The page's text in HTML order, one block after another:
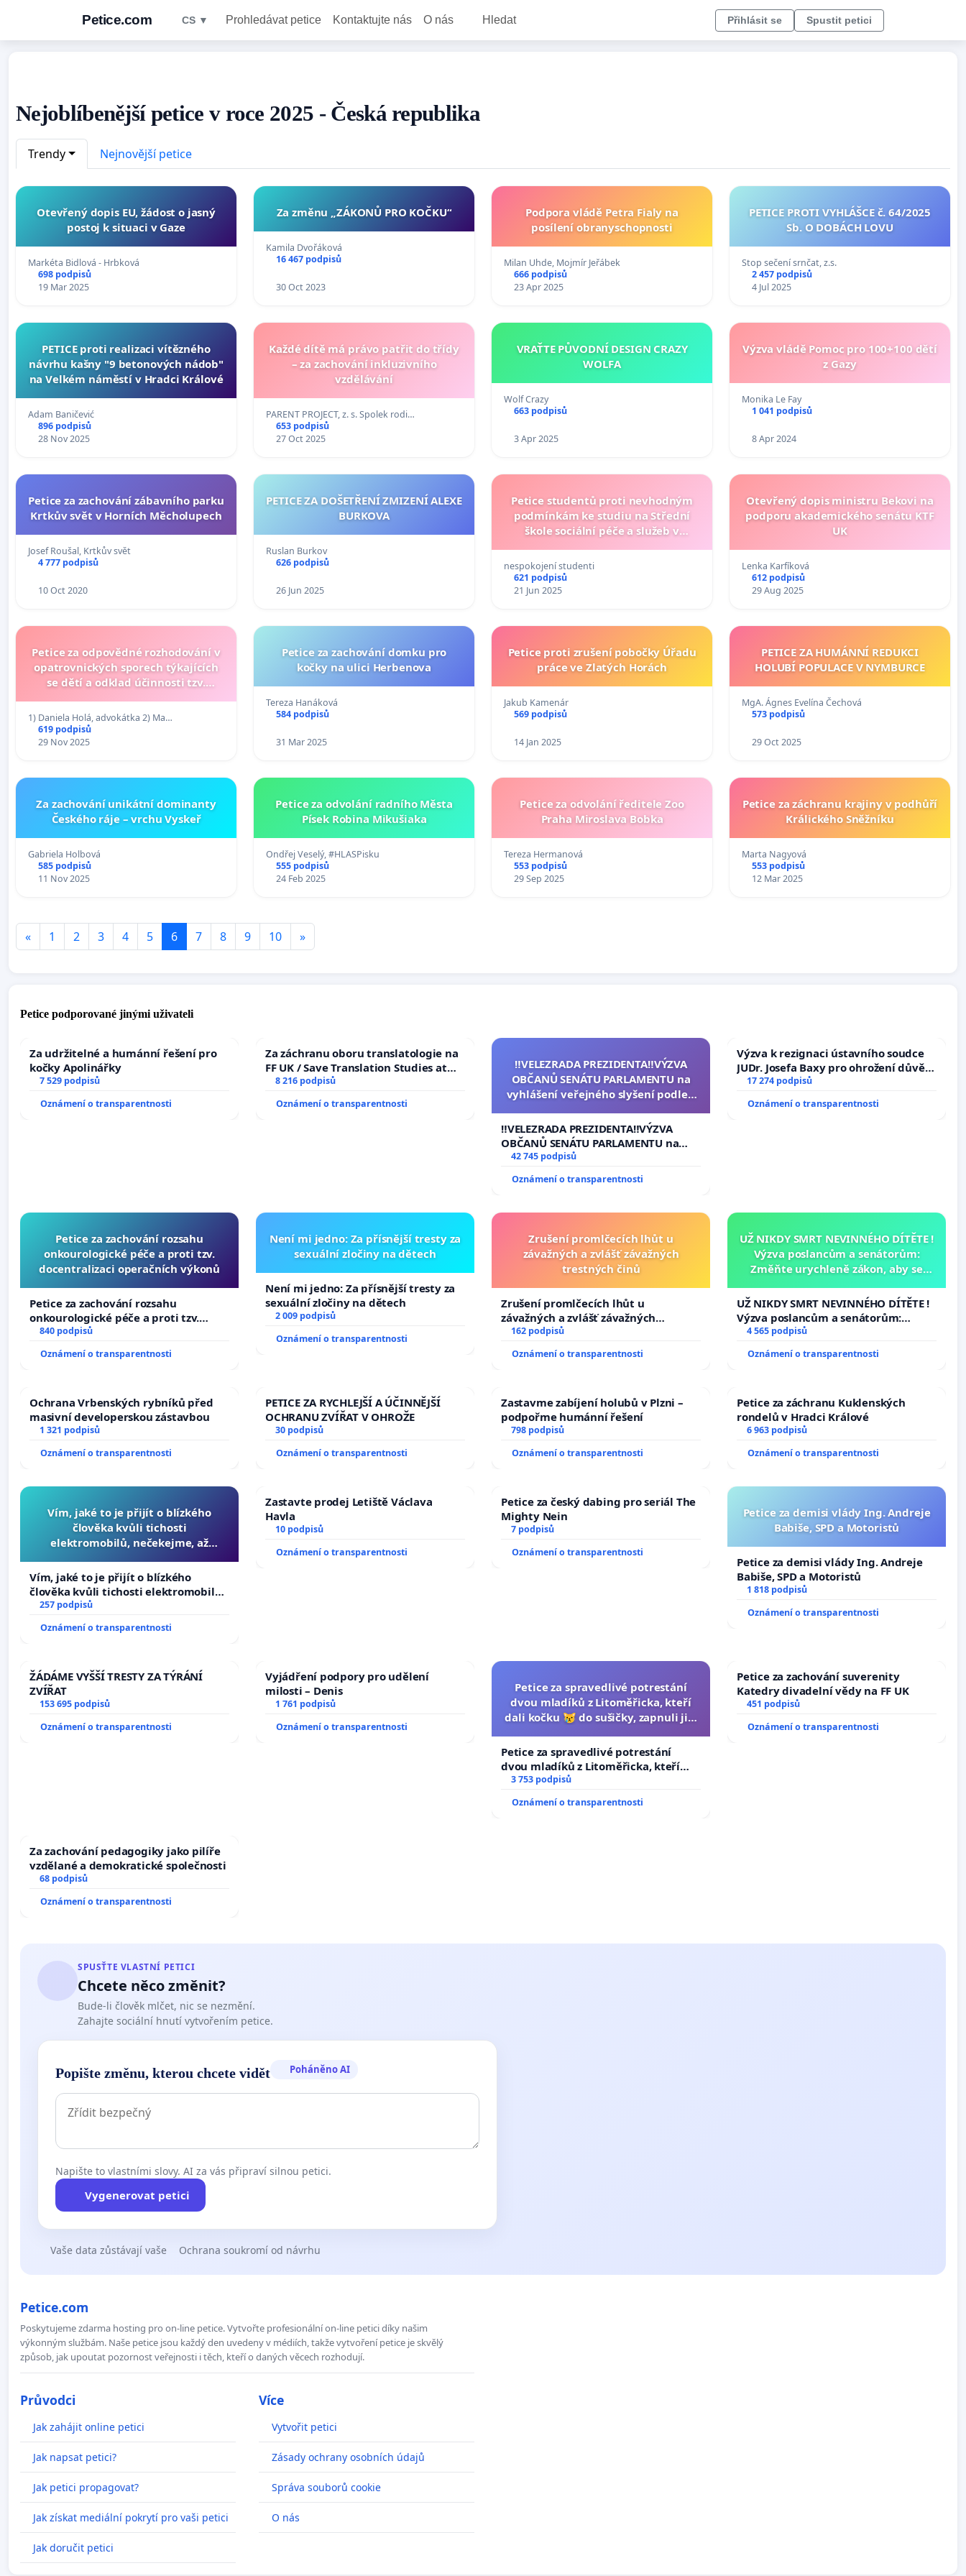
Petice.com CS ▼ Prohledávat petice Kontaktujte nás O nás Hledat Přihlásit se Spustit petici
Nejoblíbenější petice v roce 2025 - Česká republika
Trendy Nejnovější petice
Otevřený dopis EU, žádost o jasný
postoj k situaci v Gaze
Markéta Bidlová - Hrbková
698 podpisů
19 Mar 2025
Za změnu „ZÁKONŮ PRO KOČKU“
Kamila Dvořáková
16 467 podpisů
30 Oct 2023
Podpora vládě Petra Fialy na
posílení obranyschopnosti
Milan Uhde, Mojmír Jeřábek
666 podpisů
23 Apr 2025
PETICE PROTI VYHLÁŠCE č. 64/2025
Sb. O DOBÁCH LOVU
Stop sečení srnčat, z.s.
2 457 podpisů
4 Jul 2025
PETICE proti realizaci vítězného
návrhu kašny "9 betonových nádob"
na Velkém náměstí v Hradci Králové
Adam Baničević
896 podpisů
28 Nov 2025
Každé dítě má právo patřit do třídy
– za zachování inkluzivního
vzdělávání
PARENT PROJECT, z. s. Spolek rodi…
653 podpisů
27 Oct 2025
VRAŤTE PŮVODNÍ DESIGN CRAZY
WOLFA
Wolf Crazy
663 podpisů
3 Apr 2025
Výzva vládě Pomoc pro 100+100 dětí
z Gazy
Monika Le Fay
1 041 podpisů
8 Apr 2024
Petice za zachování zábavního parku
Krtkův svět v Horních Měcholupech
Josef Roušal, Krtkův svět
4 777 podpisů
10 Oct 2020
PETICE ZA DOŠETŘENÍ ZMIZENÍ ALEXE
BURKOVA
Ruslan Burkov
626 podpisů
26 Jun 2025
Petice studentů proti nevhodným
podmínkám ke studiu na Střední
škole sociální péče a služeb v
nespokojení studenti
621 podpisů
21 Jun 2025
Otevřený dopis ministru Bekovi na
podporu akademického senátu KTF
UK
Lenka Karfíková
612 podpisů
29 Aug 2025
Petice za odpovědné rozhodování v
opatrovnických sporech týkajících
se dětí a odklad účinnosti tzv.
1) Daniela Holá, advokátka 2) Ma…
619 podpisů
29 Nov 2025
Petice za zachování domku pro
kočky na ulici Herbenova
Tereza Hanáková
584 podpisů
31 Mar 2025
Petice proti zrušení pobočky Úřadu
práce ve Zlatých Horách
Jakub Kamenár
569 podpisů
14 Jan 2025
PETICE ZA HUMÁNNÍ REDUKCI
HOLUBÍ POPULACE V NYMBURCE
MgA. Ágnes Evelína Čechová
573 podpisů
29 Oct 2025
Za zachování unikátní dominanty
Českého ráje – vrchu Vyskeř
Gabriela Holbová
585 podpisů
11 Nov 2025
Petice za odvolání radního Města
Písek Robina Mikušiaka
Ondřej Veselý, #HLASPisku
555 podpisů
24 Feb 2025
Petice za odvolání ředitele Zoo
Praha Miroslava Bobka
Tereza Hermanová
553 podpisů
29 Sep 2025
Petice za záchranu krajiny v podhůří
Králického Sněžníku
Marta Nagyová
553 podpisů
12 Mar 2025
« 1 2 3 4 5 6 7 8 9 10 »
Petice podporované jinými uživateli
Za udržitelné a humánní řešení pro
kočky Apolinářky
7 529 podpisů
Oznámení o transparentnosti
Za záchranu oboru translatologie na
FF UK / Save Translation Studies at
the Faculty of Arts, Charles
University
8 216 podpisů
Oznámení o transparentnosti
‼️VELEZRADA PREZIDENTA‼️VÝZVA
OBČANŮ SENÁTU PARLAMENTU na
vyhlášení veřejného slyšení podle §
na přijetí usnesení k podání ústavní
žaloby na prezidenta republiky
‼️VELEZRADA PREZIDENTA‼️VÝZVA
OBČANŮ SENÁTU PARLAMENTU na
vyhlášení veřejného slyšení podle §
144 jednacího řádu Senátu k návrhu
na přijetí usnesení k podání ústavní
42 745 podpisů
Oznámení o transparentnosti
Výzva k rezignaci ústavního soudce
JUDr. Josefa Baxy pro ohrožení důvěry
ve spravedlivý proces
17 274 podpisů
Oznámení o transparentnosti
Petice za zachování rozsahu
onkourologické péče a proti tzv.
docentralizaci operačních výkonů
Petice za zachování rozsahu
onkourologické péče a proti tzv.
docentralizaci operačních výkonů
840 podpisů
Oznámení o transparentnosti
Není mi jedno: Za přísnější tresty za
sexuální zločiny na dětech
Není mi jedno: Za přísnější tresty za
sexuální zločiny na dětech
2 009 podpisů
Oznámení o transparentnosti
Zrušení promlčecích lhůt u
závažných a zvlášť závažných
trestných činů
Zrušení promlčecích lhůt u
závažných a zvlášť závažných
trestných činů
162 podpisů
Oznámení o transparentnosti
UŽ NIKDY SMRT NEVINNÉHO DÍTĚTE !
Výzva poslancům a senátorům:
Změňte urychleně zákon, aby se
opakovat!
UŽ NIKDY SMRT NEVINNÉHO DÍTĚTE !
Výzva poslancům a senátorům:
Změňte urychleně zákon, aby se
tragédie malé Viktorky už nemohla
opakovat!
4 565 podpisů
Oznámení o transparentnosti
Ochrana Vrbenských rybníků před
masivní developerskou zástavbou
1 321 podpisů
Oznámení o transparentnosti
PETICE ZA RYCHLEJŠÍ A ÚČINNĚJŠÍ
OCHRANU ZVÍŘAT V OHROŽE
30 podpisů
Oznámení o transparentnosti
Zastavme zabíjení holubů v Plzni –
podpořme humánní řešení
798 podpisů
Oznámení o transparentnosti
Petice za záchranu Kuklenských
rondelů v Hradci Králové
6 963 podpisů
Oznámení o transparentnosti
Vím, jaké to je přijít o blízkého
člověka kvůli tichosti
elektromobilů, nečekejme, až
auta!
Vím, jaké to je přijít o blízkého
člověka kvůli tichosti elektromobilů,
nečekejme, až přibydou další,
zaveďme slyšitelná auta!
257 podpisů
Oznámení o transparentnosti
Zastavte prodej Letiště Václava
Havla
10 podpisů
Oznámení o transparentnosti
Petice za český dabing pro seriál The
Mighty Nein
7 podpisů
Oznámení o transparentnosti
Petice za demisi vlády Ing. Andreje
Babiše, SPD a Motoristů
Petice za demisi vlády Ing. Andreje
Babiše, SPD a Motoristů
1 818 podpisů
Oznámení o transparentnosti
ŽÁDÁME VYŠŠÍ TRESTY ZA TÝRÁNÍ
ZVÍŘAT
153 695 podpisů
Oznámení o transparentnosti
Vyjádření podpory pro udělení
milosti – Denis
1 761 podpisů
Oznámení o transparentnosti
Petice za spravedlivé potrestání
dvou mladíků z Litoměřicka, kteří
dali kočku 😿 do sušičky, zapnuli ji a
Petice za spravedlivé potrestání
dvou mladíků z Litoměřicka, kteří
dali kočku 😿 do sušičky, zapnuli ji a
umírání zvířete natočili.
3 753 podpisů
Oznámení o transparentnosti
Petice za zachování suverenity
Katedry divadelní vědy na FF UK
451 podpisů
Oznámení o transparentnosti
Za zachování pedagogiky jako pilíře
vzdělané a demokratické společnosti
68 podpisů
Oznámení o transparentnosti
SPUSŤTE VLASTNÍ PETICI
Chcete něco změnit?
Bude-li člověk mlčet, nic se nezmění.
Zahajte sociální hnutí vytvořením petice.
Popište změnu, kterou chcete vidět Poháněno AI
Napište to vlastními slovy. AI za vás připraví silnou petici.
Vygenerovat petici
Vaše data zůstávají vaše Ochrana soukromí od návrhu
Petice.com
Poskytujeme zdarma hosting pro on-line petice. Vytvořte profesionální on-line petici díky našim
výkonným službám. Naše petice jsou každý den uvedeny v médiích, takže vytvoření petice je skvělý
způsob, jak upoutat pozornost veřejnosti i těch, kteří o daných věcech rozhodují.
Průvodci
Jak zahájit online petici
Jak napsat petici?
Jak petici propagovat?
Jak získat mediální pokrytí pro vaši petici
Jak doručit petici
Více
Vytvořit petici
Zásady ochrany osobních údajů
Správa souborů cookie
O nás